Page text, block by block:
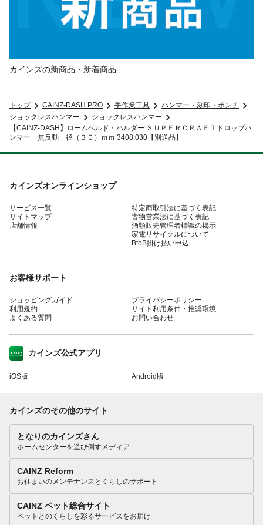
カインズの新商品・新着商品
トップ CAINZ-DASH PRO 手作業工具
ハンマー・刻印・ポンチ
ショックレスハンマー
ショックレスハンマー
【CAINZ-DASH】ロームヘルド・ハルダー ＳＵＰＥＲＣＲＡＦＴドロップハ
ンマー 無反動 径（３０）ｍｍ 3408.030【別送品】
カインズオンラインショップ
サービス一覧
サイトマップ
店舗情報
特定商取引法に基づく表記
古物営業法に基づく表記
酒類販売管理者標識の掲示
家電リサイクルについて
BtoB掛け払い申込
お客様サポート
ショッピングガイド
利用規約
よくある質問
プライバシーポリシー
サイト利用条件・推奨環境
お問い合わせ
カインズ公式アプリ
iOS版 Android版
カインズのその他のサイト
となりのカインズさん
ホームセンターを遊び倒すメディア
CAINZ Reform
お住まいのメンテナンスとくらしのサポート
CAINZ ペット総合サイト
ペットとのくらしを彩るサービスをお届け